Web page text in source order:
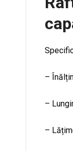
–
–
–